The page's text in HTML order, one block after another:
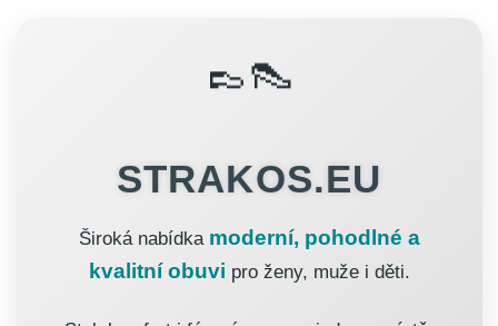
👞👠
STRAKOS.EU
Široká nabídka moderní, pohodlné a
kvalitní obuvi pro ženy, muže i děti.